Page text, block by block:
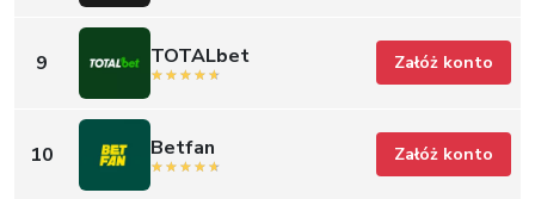
9 TOTALbet Załóż konto
10 Betfan Załóż konto